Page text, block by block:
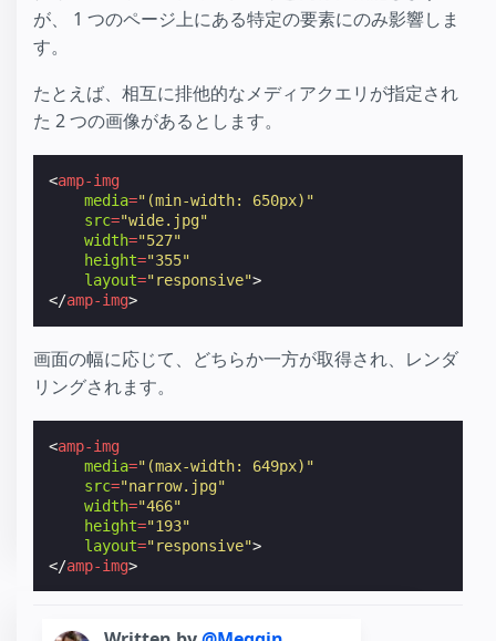
が、 1 つのページ上にある特定の要素にのみ影響しま
す。
たとえば、相互に排他的なメディアクエリが指定され
た 2 つの画像があるとします。
<amp-img
media="(min-width: 650px)"
src="wide.jpg"
width="527"
height="355"
layout="responsive">
</amp-img>
画面の幅に応じて、どちらか一方が取得され、レンダ
リングされます。
<amp-img
media="(max-width: 649px)"
src="narrow.jpg"
width="466"
height="193"
layout="responsive">
</amp-img>